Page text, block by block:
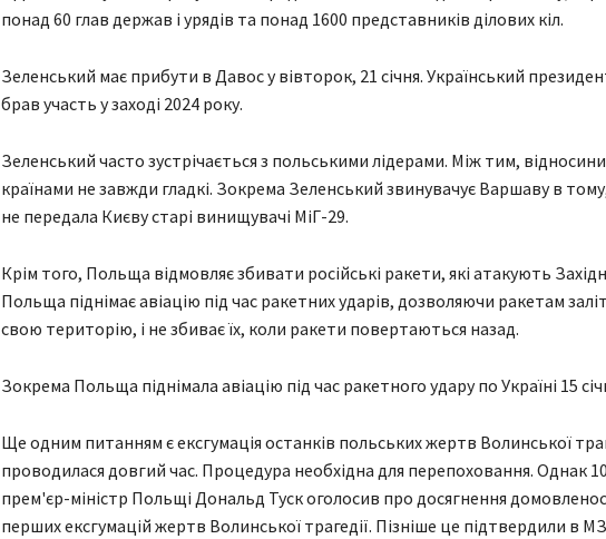
понад 60 глав держав і урядів та понад 1600 представників ділових кіл.
Зеленський має прибути в Давос у вівторок, 21 січня. Український
брав участь у заході 2024 року.
Зеленський часто зустрічається з польськими лідерами. Між тим,
країнами не завжди гладкі. Зокрема Зеленський звинувачує Варшаву в
не передала Києву старі винищувачі МіГ-29.
Крім того, Польща відмовляє збивати російські ракети, які атакують
Польща піднімає авіацію під час ракетних ударів, дозволяючи ракетам
свою територію, і не збиває їх, коли ракети повертаються назад.
Зокрема Польща піднімала авіацію під час ракетного удару по Україні 15
Ще одним питанням є ексгумація останків польських жертв Волинської
проводилася довгий час. Процедура необхідна для перепоховання. Однак 10
прем'єр-міністр Польщі Дональд Туск оголосив про досягнення
перших ексгумацій жертв Волинської трагедії. Пізніше це підтвердили в